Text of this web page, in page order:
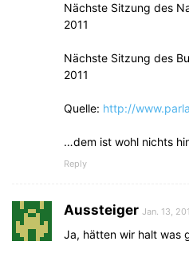
Nächste Sitzung des
2011
Nächste Sitzung des
2011
Quelle: http://
…dem ist wohl nichts
Reply
Aussteiger Jan. 13,
Ja, hätten wir halt was